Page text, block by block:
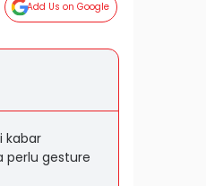
Add Us on Google
kabar
perlu gesture